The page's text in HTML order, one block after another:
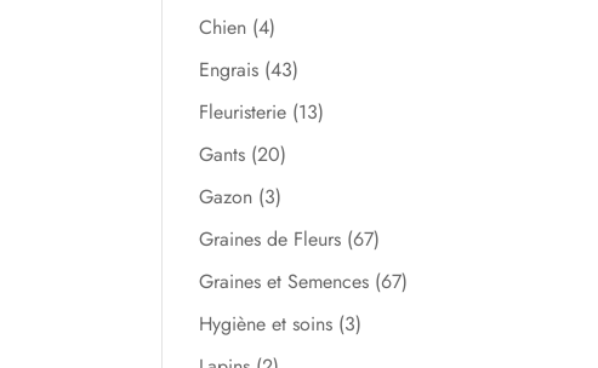
Chien (4)
Engrais (43)
Fleuristerie (13)
Gants (20)
Gazon (3)
Graines de Fleurs (67)
Graines et Semences (67)
Hygiène et soins (3)